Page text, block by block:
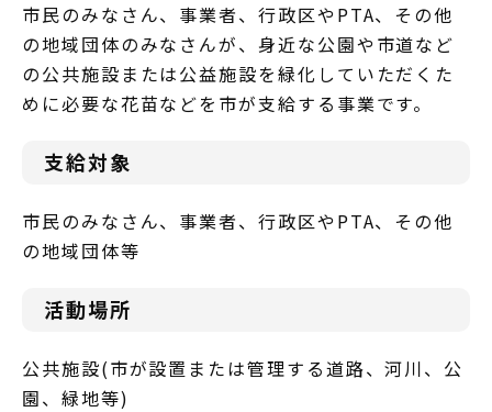
市民のみなさん、事業者、行政区やPTA、その他
の地域団体のみなさんが、身近な公園や市道など
の公共施設または公益施設を緑化していただくた
めに必要な花苗などを市が支給する事業です。
支給対象
市民のみなさん、事業者、行政区やPTA、その他
の地域団体等
活動場所
公共施設(市が設置または管理する道路、河川、公
園、緑地等)